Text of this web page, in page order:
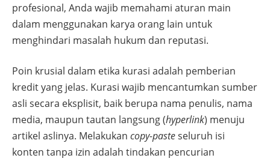
profesional, Anda wajib memahami aturan main
dalam menggunakan karya orang lain untuk
menghindari masalah hukum dan reputasi.
Poin krusial dalam etika kurasi adalah pemberian
kredit yang jelas. Kurasi wajib mencantumkan sumber
asli secara eksplisit, baik berupa nama penulis, nama
media, maupun tautan langsung (hyperlink) menuju
artikel aslinya. Melakukan copy-pasteseluruh isi
konten tanpa izin adalah tindakan pencurian